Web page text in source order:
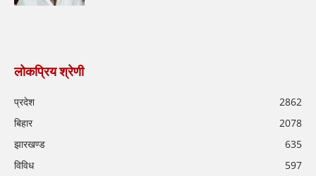
लोकप्रिय श्रेणी
प्रदेश
2862
बिहार
2078
झारखण्ड
635
विविध
597